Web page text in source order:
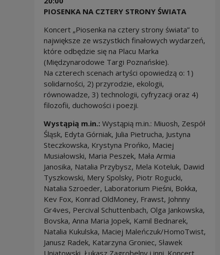
PIOSENKA NA CZTERY STRONY ŚWIATA
Koncert „Piosenka na cztery strony świata” to
największe ze wszystkich finałowych wydarzeń,
które odbędzie się na Placu Marka
(Międzynarodowe Targi Poznańskie).
Na czterech scenach artyści opowiedzą o: 1)
solidarności, 2) przyrodzie, ekologii,
równowadze, 3) technologii, cyfryzacji oraz 4)
filozofii, duchowości i poezji.
Wystąpią m.in.: Wystąpią m.in.: Miuosh, Zespół
Śląsk, Edyta Górniak, Julia Pietrucha, Justyna
Steczkowska, Krystyna Prońko, Maciej
Musiałowski, Maria Peszek, Mała Armia
Janosika, Natalia Przybysz, Mela Koteluk, Dawid
Tyszkowski, Mery Spolsky, Piotr Rogucki,
Natalia Szroeder, Laboratorium Pieśni, Bokka,
Kev Fox, Konrad OldMoney, Frawst, Johnny
Gr4ves, Percival Schuttenbach, Olga Jankowska,
Bovska, Anna Maria Jopek, Kamil Bednarek,
Natalia Kukulska, Maciej Maleńczuk/HomoTwist,
Janusz Radek, Katarzyna Groniec, Sławek
Uniatowski, Łukasz Zagrobelny i inni. Koncert